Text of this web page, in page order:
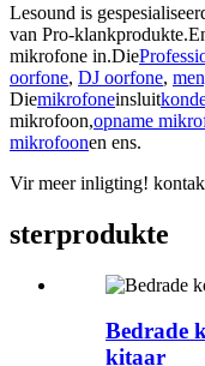
Lesound is
van Pro-
mikrofone in.Die
oorfone, DJ oorfone,
Diemikrofoneinsluit
mikrofoon,opname
mikrofoonen ens.
Vir meer inligting!
sterprodukte
Bedrade
kitaar